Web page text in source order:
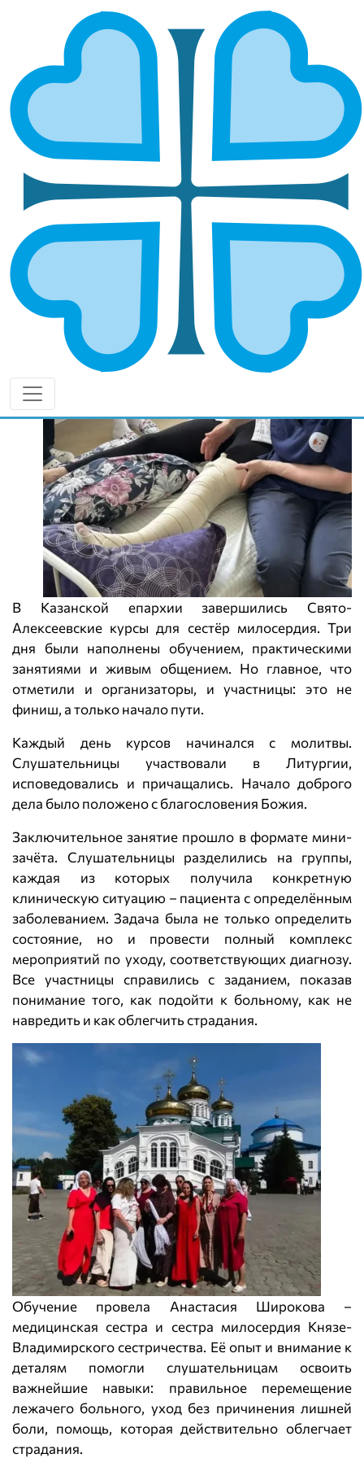
КАЗАНСКАЯ ЕПАРХИЯ: СВЯТО-
АЛЕКСЕЕВСКИЕ КУРСЫ
ЗАВЕРШЕНЫ – ВПЕРЕДИ
СЛУЖЕНИЕ СЕСТЁР МИЛОСЕРДИЯ
ГЛАВНАЯ
КАЗАНСКАЯ ЕПАРХИЯ: СВЯТО-АЛЕКСЕЕВСКИЕ КУРСЫ
ЗАВЕРШЕНЫ – ВПЕРЕДИ СЛУЖЕНИЕ СЕСТЁР МИЛОСЕРДИЯ
В Казанской епархии завершились Свято-
Алексеевские курсы для сестёр милосердия. Три
дня были наполнены обучением, практическими
занятиями и живым общением. Но главное, что
отметили и организаторы, и участницы: это не
финиш, а только начало пути.
Каждый день курсов начинался с молитвы.
Слушательницы участвовали в Литургии,
исповедовались и причащались. Начало доброго
дела было положено с благословения Божия.
Заключительное занятие прошло в формате мини-
зачёта. Слушательницы разделились на группы,
каждая из которых получила конкретную
клиническую ситуацию – пациента с определённым
заболеванием. Задача была не только определить
состояние, но и провести полный комплекс
мероприятий по уходу, соответствующих диагнозу.
Все участницы справились с заданием, показав
понимание того, как подойти к больному, как не
навредить и как облегчить страдания.
Обучение провела Анастасия Широкова –
медицинская сестра и сестра милосердия Князе-
Владимирского сестричества. Её опыт и внимание к
деталям помогли слушательницам освоить
важнейшие навыки: правильное перемещение
лежачего больного, уход без причинения лишней
боли, помощь, которая действительно облегчает
страдания.